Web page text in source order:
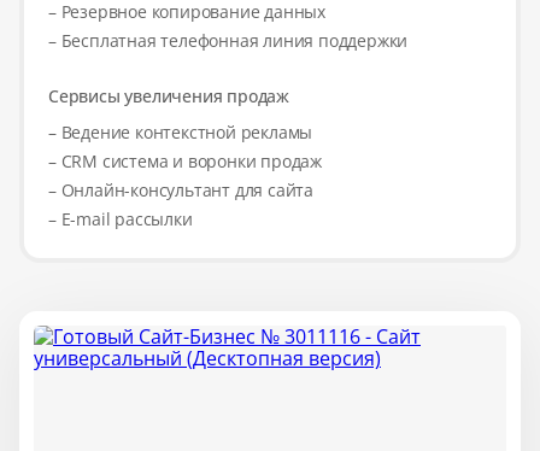
– Резервное копирование данных
– Бесплатная телефонная линия поддержки
Сервисы увеличения продаж
– Ведение контекстной рекламы
– CRM система и воронки продаж
– Онлайн-консультант для сайта
– E-mail рассылки